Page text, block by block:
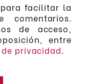
facilitar la
de acceso,
entre
privacidad